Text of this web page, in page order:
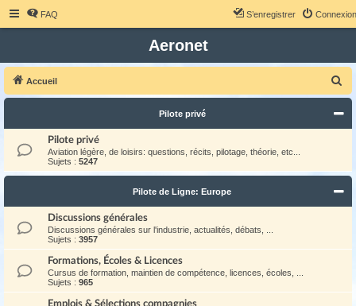
FAQ Connexion
S’enregistrer
Aeronet
Accueil
e
r
c
r
Pilote privé
Pilote privé
Aviation légère, de loisirs: questions, récits, pilotage, théorie, etc...
Sujets : 5247
Pilote de Ligne: Europe
Discussions générales
Discussions générales sur l'industrie, actualités, débats, ...
Sujets : 3957
Formations, Écoles & Licences
Cursus de formation, maintien de compétence, licences, écoles, ...
Sujets : 965
Emplois & Sélections compagnies